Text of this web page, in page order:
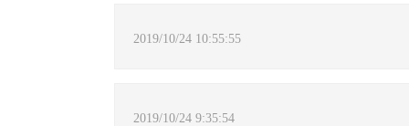
2019/10/24 10:55:55
2019/10/24 9:35:54